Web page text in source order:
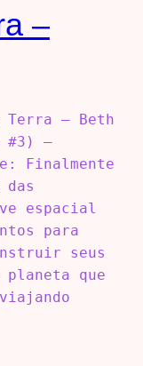
–
– Beth
#3) –
Finalmente
espacial
para
seus
que